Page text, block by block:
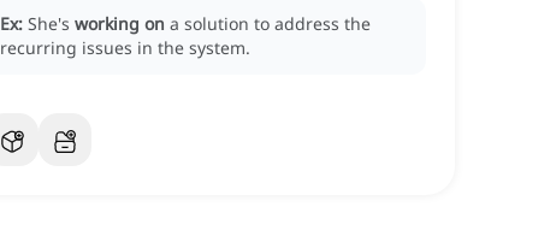
Ex: She's working on a solution to address the
recurring issues in the system.